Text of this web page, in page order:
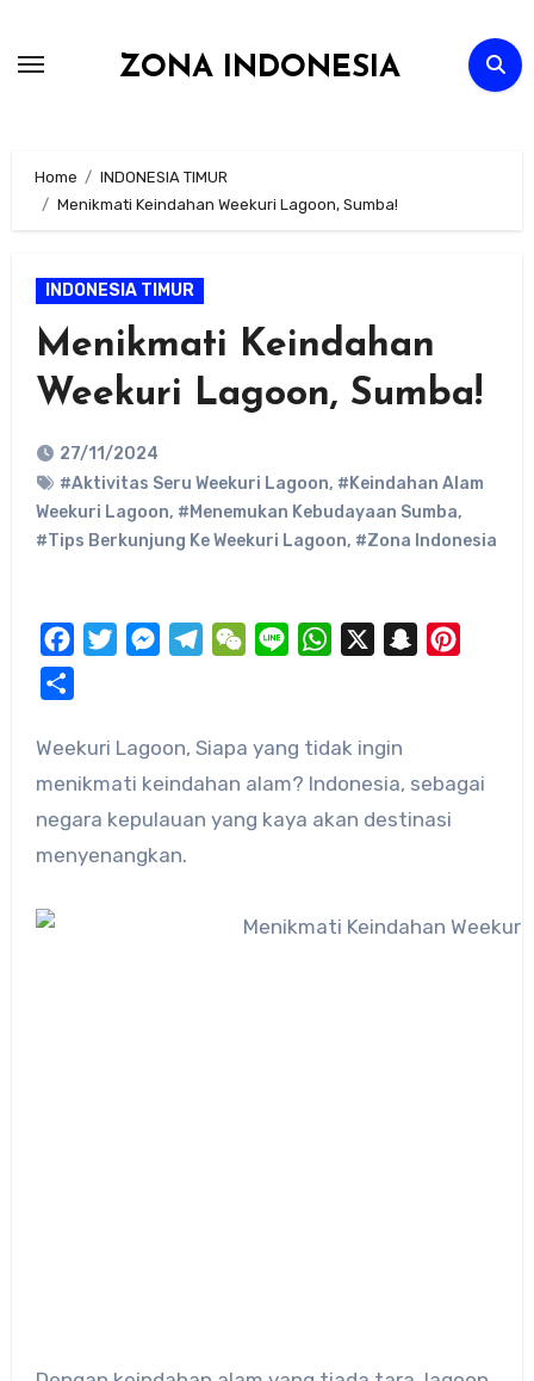
ZONA INDONESIA
Home
INDONESIA TIMUR
Menikmati Keindahan Weekuri Lagoon, Sumba!
INDONESIA TIMUR
Menikmati Keindahan
Weekuri Lagoon, Sumba!
27/11/2024
#Aktivitas Seru Weekuri Lagoon, #Keindahan Alam
Weekuri Lagoon, #Menemukan Kebudayaan Sumba,
#Tips Berkunjung Ke Weekuri Lagoon, #Zona Indonesia
FacebookTwitterMessengerTelegramWeChat
Line WhatsApp Snapchat
Weekuri Lagoon, Siapa yang tidak ingin
menikmati keindahan alam? Indonesia, sebagai
negara kepulauan yang kaya akan destinasi
menyenangkan.